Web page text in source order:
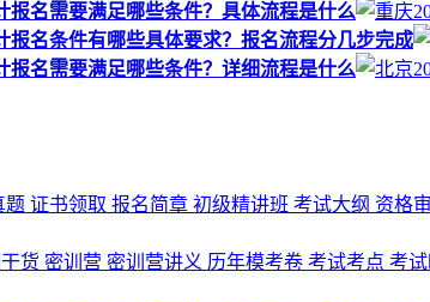
报名需要满足哪些条件？具体流程是什么
报名条件有哪些具体要求？报名流程分几步完成
报名需要满足哪些条件？详细流程是什么
题 证书领取 报名简章 初级精讲班 考试大纲 资格
货 密训营 密训营讲义 历年模考卷 考试考点 考试